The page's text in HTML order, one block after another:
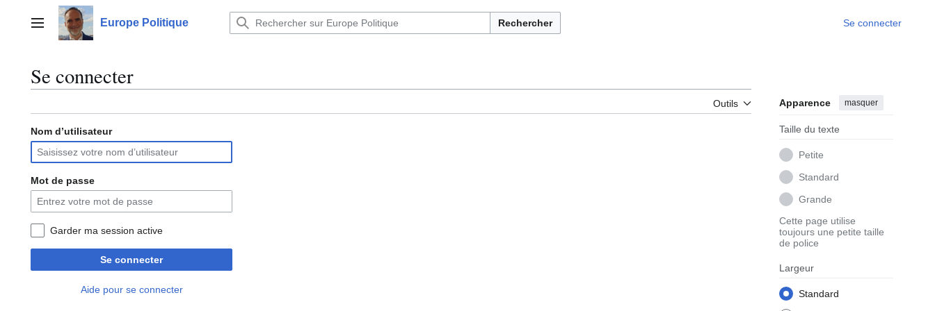
contenuMenu principalEurope Politique Rechercher Se connecter
Se connecter
Outils Apparence masquer
Taille du texte
Petite
Standard
Grande
Cette page utilise
toujours une petite taille
de police
Largeur
Standard
Nom d’utilisateur
Mot de passe
Garder ma session active
Se connecter
Aide pour se connecter